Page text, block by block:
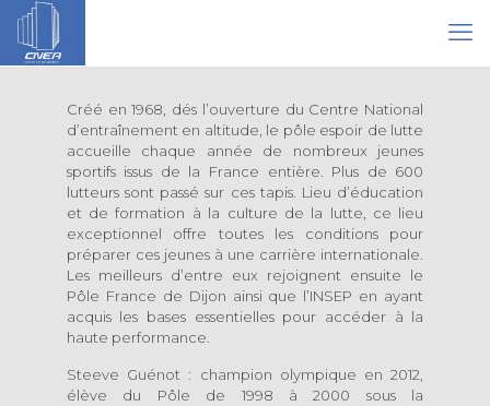
Créé en 1968, dés l’ouverture du Centre National
d’entraînement en altitude, le pôle espoir de lutte
accueille chaque année de nombreux jeunes
sportifs issus de la France entière. Plus de 600
lutteurs sont passé sur ces tapis. Lieu d’éducation
et de formation à la culture de la lutte, ce lieu
exceptionnel offre toutes les conditions pour
préparer ces jeunes à une carrière internationale.
Les meilleurs d’entre eux rejoignent ensuite le
Pôle France de Dijon ainsi que l’INSEP en ayant
acquis les bases essentielles pour accéder à la
haute performance.
Steeve Guénot : champion olympique en 2012,
élève du Pôle de 1998 à 2000 sous la